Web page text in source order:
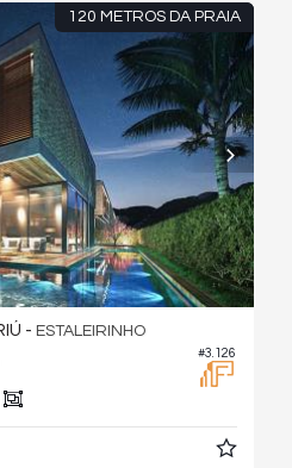
120 METROS DA PRAIA
#3.126
- ESTALEIRINHO